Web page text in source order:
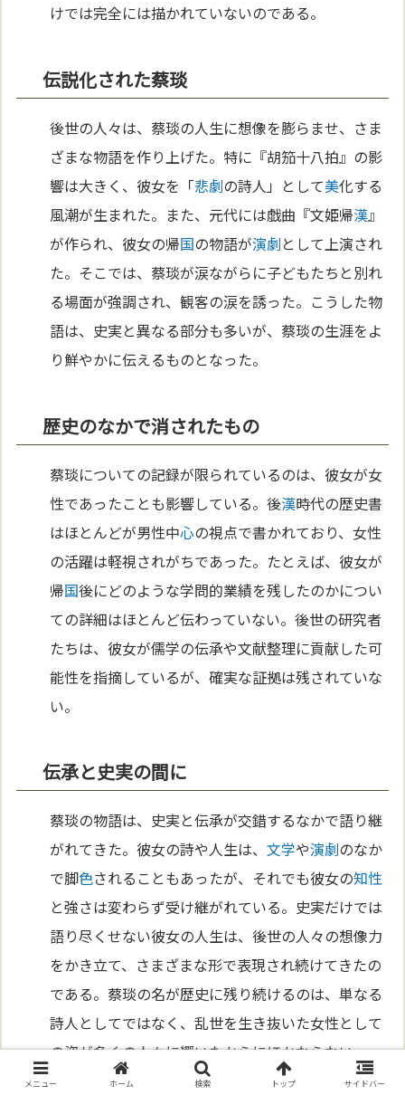
けでは完全には描かれていないのである。
伝説化された蔡琰
後世の人々は、蔡琰の人生に想像を膨らませ、さま
ざまな物語を作り上げた。特に『胡笳十八拍』の影
響は大きく、彼女を「悲劇の詩人」として美化する
風潮が生まれた。また、元代には戯曲『文姫帰漢』
が作られ、彼女の帰国の物語が演劇として上演され
た。そこでは、蔡琰が涙ながらに子どもたちと別れ
る場面が強調され、観客の涙を誘った。こうした物
語は、史実と異なる部分も多いが、蔡琰の生涯をよ
り鮮やかに伝えるものとなった。
歴史のなかで消されたもの
蔡琰についての記録が限られているのは、彼女が女
性であったことも影響している。後漢時代の歴史書
はほとんどが男性中心の視点で書かれており、女性
の活躍は軽視されがちであった。たとえば、彼女が
帰国後にどのような学問的業績を残したのかについ
ての詳細はほとんど伝わっていない。後世の研究者
たちは、彼女が儒学の伝承や文献整理に貢献した可
能性を指摘しているが、確実な証拠は残されていな
い。
伝承と史実の間に
蔡琰の物語は、史実と伝承が交錯するなかで語り継
がれてきた。彼女の詩や人生は、文学や演劇のなか
で脚色されることもあったが、それでも彼女の知性
と強さは変わらず受け継がれている。史実だけでは
語り尽くせない彼女の人生は、後世の人々の想像力
をかき立て、さまざまな形で表現され続けてきたの
である。蔡琰の名が歴史に残り続けるのは、単なる
詩人としてではなく、乱世を生き抜いた女性として
の姿が多くの人々に響いたからにほかならない。
メニュー ホーム 検索 トップ サイドバー